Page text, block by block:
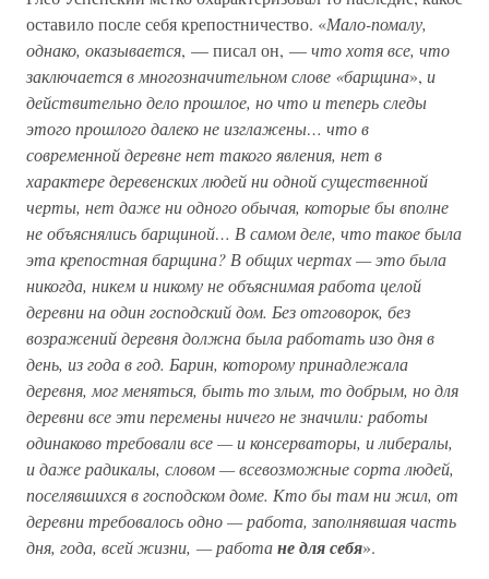
оставило после себя крепостничество. «Мало-помалу,
однако, оказывается, — писал он, —что хотя все, что
заключается в многозначительном слове «барщина», и
действительно дело прошлое, но что и теперь следы
этого прошлого далеко не изглажены… что в
современной деревне нет такого явления, нет в
характере деревенских людей ни одной существенной
черты, нет даже ни одного обычая, которые бы вполне
не объяснялись барщиной… В самом деле, что такое была
эта крепостная барщина? В общих чертах — это была
никогда, никем и никому не объяснимая работа целой
деревни на один господский дом. Без отговорок, без
возражений деревня должна была работать изо дня в
день, из года в год. Барин, которому принадлежала
деревня, мог меняться, быть то злым, то добрым, но для
деревни все эти перемены ничего не значили: работы
одинаково требовали все — и консерваторы, и либералы,
и даже радикалы, словом — всевозможные сорта людей,
поселявшихся в господском доме. Кто бы там ни жил, от
деревни требовалось одно — работа, заполнявшая часть
дня, года, всей жизни, — работане для себя».